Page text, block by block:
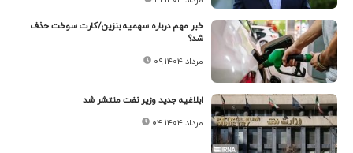
خبر مهم درباره سهمیه بنزین/کارت سوخت حذف
شد؟
۰۹ مرداد ۱۴۰۴
ابلاغیه جدید وزیر نفت منتشر شد
۰۴ مرداد ۱۴۰۴